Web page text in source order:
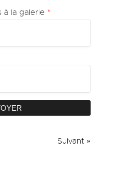
à la galerie *
Suivant »